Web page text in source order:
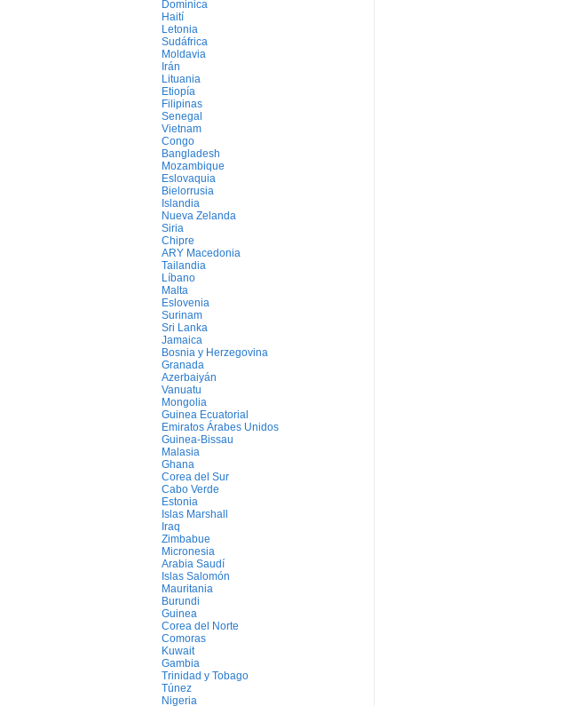
Dominica
Haití
Letonia
Sudáfrica
Moldavia
Irán
Lituania
Etiopía
Filipinas
Senegal
Vietnam
Congo
Bangladesh
Mozambique
Eslovaquia
Bielorrusia
Islandia
Nueva Zelanda
Siria
Chipre
ARY Macedonia
Tailandia
Líbano
Malta
Eslovenia
Surinam
Sri Lanka
Jamaica
Bosnia y Herzegovina
Granada
Azerbaiyán
Vanuatu
Mongolia
Guinea Ecuatorial
Emiratos Árabes Unidos
Guinea-Bissau
Malasia
Ghana
Corea del Sur
Cabo Verde
Estonia
Islas Marshall
Iraq
Zimbabue
Micronesia
Arabia Saudí
Islas Salomón
Mauritania
Burundi
Guinea
Corea del Norte
Comoras
Kuwait
Gambia
Trinidad y Tobago
Túnez
Nigeria